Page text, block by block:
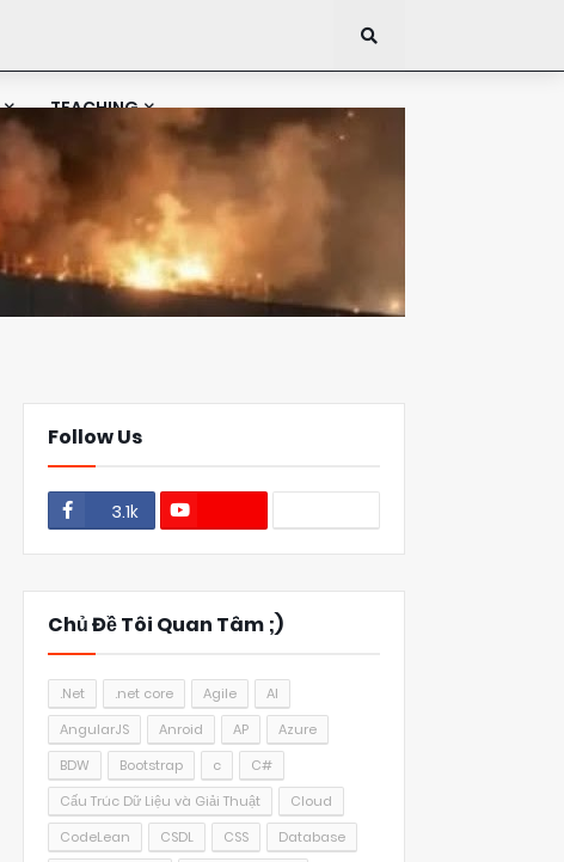
TEACHING
Follow Us
3.1k
Chủ Đề Tôi Quan Tâm ;)
.Net .net core Agile
AI
AngularJS
Anroid AP
Azure
BDW
Bootstrap c
C#
Cấu Trúc Dữ Liệu và Giải Thuật
Cloud
CodeLean
CSDL CSS
Database